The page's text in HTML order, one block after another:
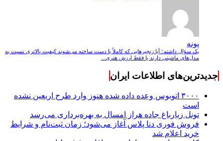
پونه
یک سؤال داشتم؛ آیا زنجیرهایی که کاملاً با دست ساخته می‌شوند کیفیت بالاتری نسبت به
مدل‌های ماشینی دارند یا فقط ارزش هنری...
جدیدترین‌های اطلاعات ایران
۳۰۰۰ اتوبوس وعده داده شده هنوز وارد طرح اربعین نشده
است
تونل زیارباغ جاده هراز امسال به بهره‌برداری می‌رسد
فروش فوری دنا پلاس آغاز می‌شود؛ زمان ثبت‌نام و شرایط
خرید اعلام شد